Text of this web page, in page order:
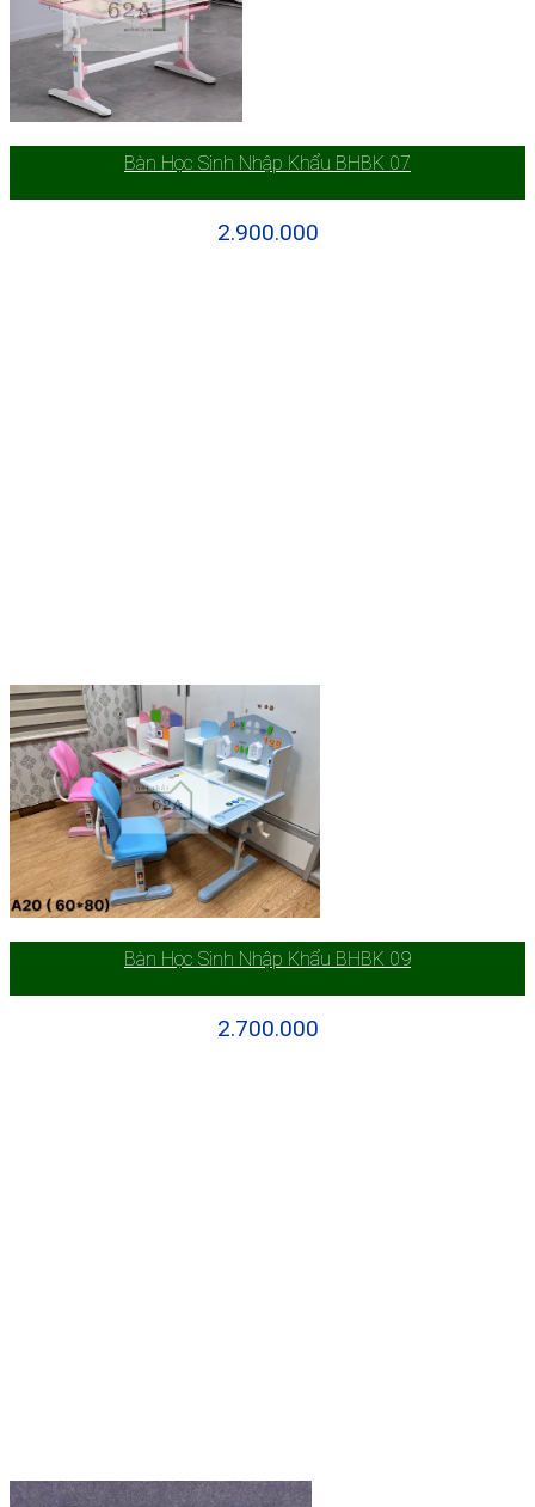
Bàn Học Sinh Nhập Khẩu BHBK 07
2.900.000
Bàn Học Sinh Nhập Khẩu BHBK 09
2.700.000